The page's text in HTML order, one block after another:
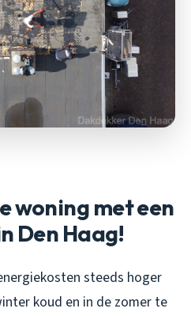
woning met een
Den Haag!
steeds hoger
koud en in de zomer te